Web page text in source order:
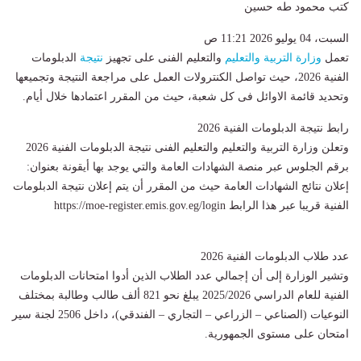
كتب محمود طه حسين
السبت، 04 يوليو 2026 11:21 ص
تعمل وزارة التربية والتعليم والتعليم الفنى على تجهيز نتيجة الدبلومات
الفنية 2026، حيث تواصل الكنترولات العمل على مراجعة النتيجة وتجميعها
وتحديد قائمة الاوائل فى كل شعبة، حيث من المقرر اعتمادها خلال أيام.
رابط نتيجة الدبلومات الفنية 2026
وتعلن وزارة التربية والتعليم والتعليم الفنى نتيجة الدبلومات الفنية 2026
برقم الجلوس عبر منصة الشهادات العامة والتي يوجد بها أيقونة بعنوان:
إعلان نتائج الشهادات العامة حيث من المقرر أن يتم إعلان نتيجة الدبلومات
الفنية قريبا عبر هذا الرابط https://moe-register.emis.gov.eg/login
عدد طلاب الدبلومات الفنية 2026
وتشير الوزارة إلى أن إجمالي عدد الطلاب الذين أدوا امتحانات الدبلومات
الفنية للعام الدراسي 2025/2026 يبلغ نحو 821 ألف طالب وطالبة بمختلف
النوعيات (الصناعي – الزراعي – التجاري – الفندقي)، داخل 2506 لجنة سير
امتحان على مستوى الجمهورية.